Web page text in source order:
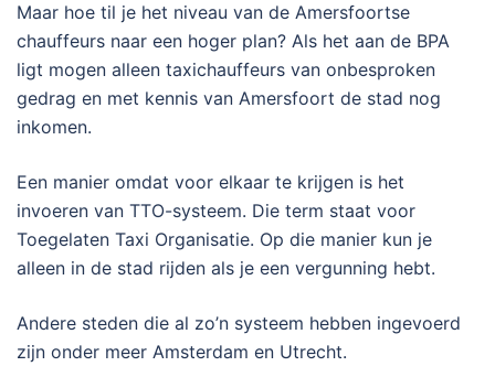
Maar hoe til je het niveau van de Amersfoortse
chauffeurs naar een hoger plan? Als het aan de BPA
ligt mogen alleen taxichauffeurs van onbesproken
gedrag en met kennis van Amersfoort de stad nog
inkomen.
Een manier omdat voor elkaar te krijgen is het
invoeren van TTO-systeem. Die term staat voor
Toegelaten Taxi Organisatie. Op die manier kun je
alleen in de stad rijden als je een vergunning hebt.
Andere steden die al zo’n systeem hebben ingevoerd
zijn onder meer Amsterdam en Utrecht.